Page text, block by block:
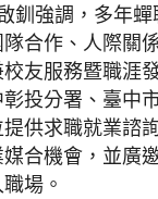
釧強調，多年
合作、人際關
友服務暨職涯
投分署、臺中
供求職就業諮
合機會，並廣
場。